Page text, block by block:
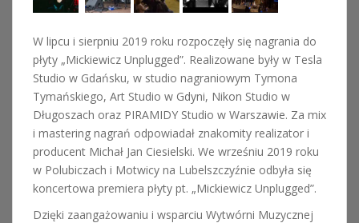
W lipcu i sierpniu 2019 roku rozpoczęły się nagrania do
płyty „Mickiewicz Unplugged”. Realizowane były w Tesla
Studio w Gdańsku, w studio nagraniowym Tymona
Tymańskiego, Art Studio w Gdyni, Nikon Studio w
Długoszach oraz PIRAMIDY Studio w Warszawie. Za mix
i mastering nagrań odpowiadał znakomity realizator i
producent Michał Jan Ciesielski. We wrześniu 2019 roku
w Polubiczach i Motwicy na Lubelszczyźnie odbyła się
koncertowa premiera płyty pt. „Mickiewicz Unplugged”.
Dzięki zaangażowaniu i wsparciu Wytwórni Muzycznej